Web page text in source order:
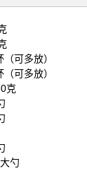
（可多放）
（可多放）
克
勺